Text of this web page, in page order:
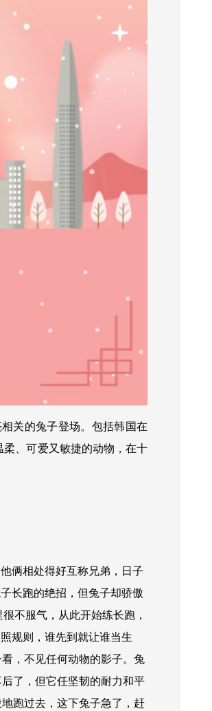
关的兔子登场。包括韩国在
柔、可爱又敏捷的动物，在十
他俩相处得好互称兄弟， 日子
长跑的绝招，但兔子却骄傲
不服气，从此开始练长跑，
规则，谁先到就让谁当生
，不见任何动物的影子。兔
了，但它任坚韧的耐力和平
跑过去，这下兔子急了，赶